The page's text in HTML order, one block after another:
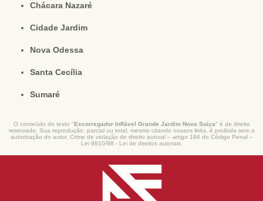
Chácara Nazaré
Cidade Jardim
Nova Odessa
Santa Cecília
Sumaré
O conteúdo do texto "Escorregador Inflável Grande Jardim Nova Suíça" é de direito
reservado. Sua reprodução, parcial ou total, mesmo citando nossos links, é proibida sem a
autorização do autor. Crime de violação de direito autoral – artigo 184 do Código Penal –
Lei 9610/98 - Lei de direitos autorais.